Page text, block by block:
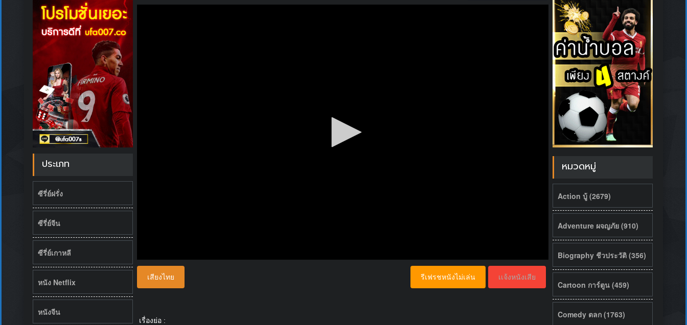
ประเภท
ซีรี่ย์ฝรั่ง
ซีรี่ย์จีน
ซีรี่ย์เกาหลี
หนัง Netflix
หนังจีน
เสียงไทย เเจ้งหนังเสีย
รีเฟรชหนังไม่เล่น
เรื่องย่อ :
หมวดหมู่
Action บู้ (2679)
Adventure ผจญภัย (910)
Biography ชีวประวัติ (356)
Cartoon การ์ตูน (459)
Comedy ตลก (1763)